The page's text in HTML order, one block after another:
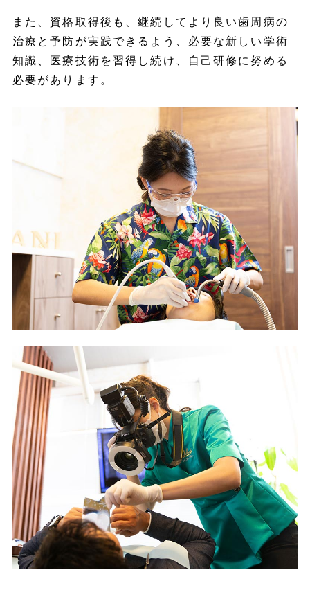
また、資格取得後も、継続してより良い歯周病の
治療と予防が実践できるよう、必要な新しい学術
知識、医療技術を習得し続け、自己研修に努める
必要があります。